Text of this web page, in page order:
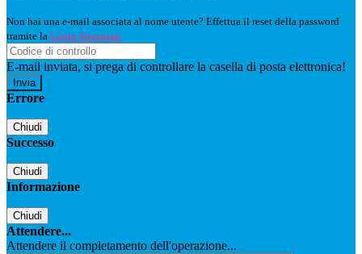
Non hai una e-mail associata al nome utente? Effettua il reset della password
tramite la Login Spaggiari
E-mail inviata, si prega di controllare la casella di posta elettronica!
Errore
Chiudi
Successo
Chiudi
Informazione
Chiudi
Attendere...
Attendere il completamento dell'operazione...